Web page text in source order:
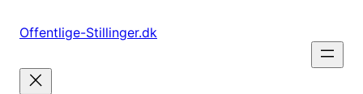
Offentlige-Stillinger.dk